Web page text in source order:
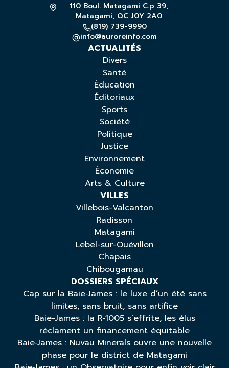
110 Boul. Matagami C.p 39,
Matagami, QC J0Y 2A0
(819) 739-9990
info@auroreinfo.com
ACTUALITÉS
Divers
Santé
Éducation
Éditoriaux
Sports
Société
Politique
Justice
Environnement
Économie
Arts & Culture
VILLES
Villebois-Valcanton
Radisson
Matagami
Lebel-sur-Quévillon
Chapais
Chibougamau
DOSSIERS SPÉCIAUX
Cap sur la Baie‑James : le luxe d’un été sans
limites, sans bruit, sans artifice
Baie-James : la R‑1005 s’effrite, les élus
réclament un financement équitable
Baie‑James : Nuvau Minerals ouvre une nouvelle
phase pour le district de Matagami